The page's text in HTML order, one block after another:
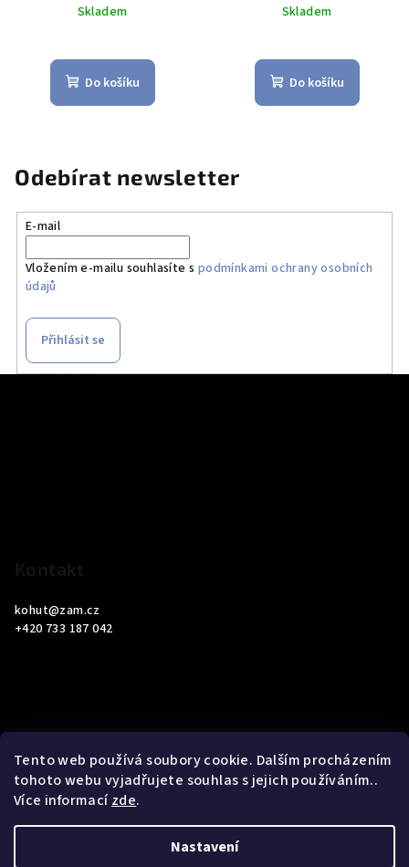
Tento web používá soubory cookie. Dalším procházením
tohoto webu vyjadřujete souhlas s jejich používáním..
Více informacízde.
Nastavení
Skladem
Do košíku
Skladem
Do košíku
Odebírat newsletter
E-mail
Vložením e-mailu souhlasíte s podmínkami ochrany osobních
údajů
Přihlásit se
kohut@zam.cz
+420 733 187 042
Informace pro vás
Obchodní podmínky